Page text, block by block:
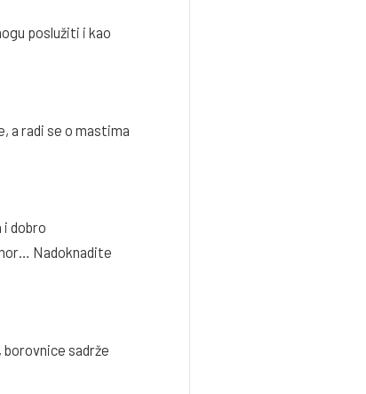
poslužiti i kao
a radi se o mastima
i dobro
Nadoknadite
borovnice sadrže